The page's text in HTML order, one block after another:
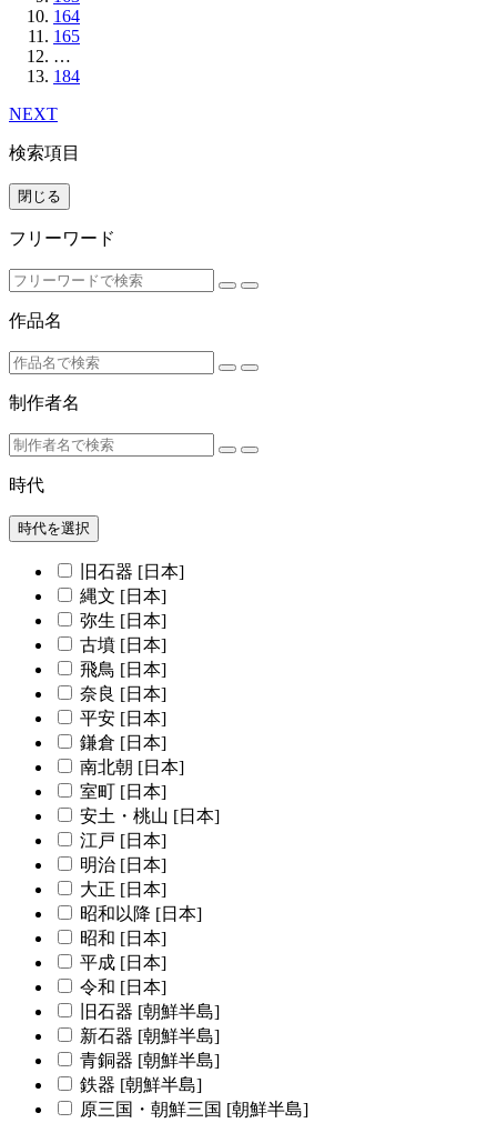
164
165
…
184
NEXT
検索項目
閉じる
フリーワード
作品名
制作者名
時代
時代を選択
旧石器 [日本]
縄文 [日本]
弥生 [日本]
古墳 [日本]
飛鳥 [日本]
奈良 [日本]
平安 [日本]
鎌倉 [日本]
南北朝 [日本]
室町 [日本]
安土・桃山 [日本]
江戸 [日本]
明治 [日本]
大正 [日本]
昭和以降 [日本]
昭和 [日本]
平成 [日本]
令和 [日本]
旧石器 [朝鮮半島]
新石器 [朝鮮半島]
青銅器 [朝鮮半島]
鉄器 [朝鮮半島]
原三国・朝鮮三国 [朝鮮半島]